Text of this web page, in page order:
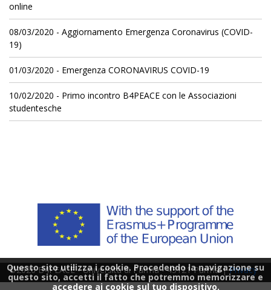
online
08/03/2020 - Aggiornamento Emergenza Coronavirus (COVID-
19)
01/03/2020 - Emergenza CORONAVIRUS COVID-19
10/02/2020 - Primo incontro B4PEACE con le Associazioni
studentesche
©2026 B4PEACE - Università di Parma - 43121 Parma |Privacy
Questo sito utilizza i cookie. Procedendo la navigazione su
questo sito, accetti il fatto che potremmo memorizzare e
accedere ai cookie sul tuo dispositivo.